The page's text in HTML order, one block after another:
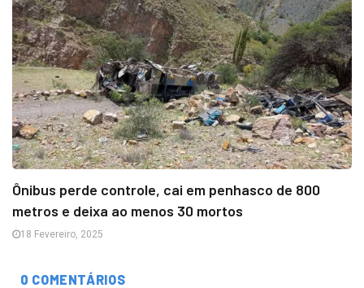
Ônibus perde controle, cai em penhasco de 800
metros e deixa ao menos 30 mortos
18 Fevereiro, 2025
0 COMENTÁRIOS